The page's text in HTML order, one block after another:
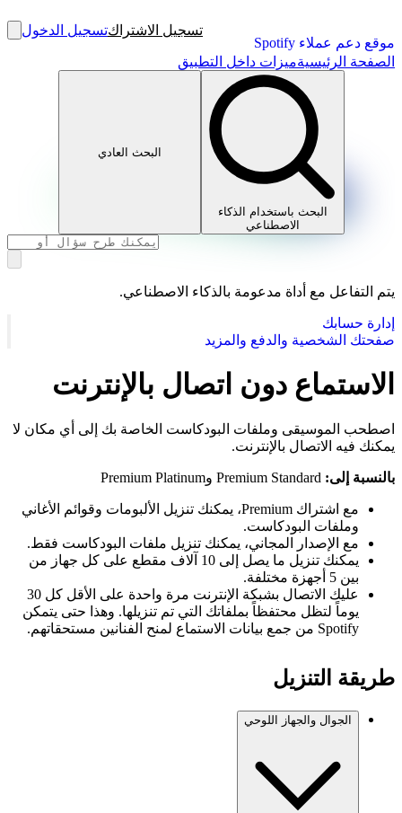
موقع دعم عملاء Spotify
تسجيل الاشتراكتسجيل الدخول
الصفحة الرئيسيةميزات داخل التطبيق
البحث باستخدام الذكاء
الاصطناعي
البحث العادي
يتم التفاعل مع أداة مدعومة بالذكاء الاصطناعي.
إدارة حسابك
صفحتك الشخصية والدفع والمزيد
الاستماع دون اتصال بالإنترنت
اصطحب الموسيقى وملفات البودكاست الخاصة بك إلى أي مكان لا
يمكنك فيه الاتصال بالإنترنت.
بالنسبة إلى: Premium Standard وPremium Platinum
مع اشتراك Premium، يمكنك تنزيل الألبومات وقوائم الأغاني
وملفات البودكاست.
مع الإصدار المجاني، يمكنك تنزيل ملفات البودكاست فقط.
يمكنك تنزيل ما يصل إلى 10 آلاف مقطع على كل جهاز من
بين 5 أجهزة مختلفة.
عليك الاتصال بشبكة الإنترنت مرة واحدة على الأقل كل 30
يوماً لتظل محتفظاً بملفاتك التي تم تنزيلها. وهذا حتى يتمكن
Spotify من جمع بيانات الاستماع لمنح الفنانين مستحقاتهم.
طريقة التنزيل
الجوال والجهاز اللوحي